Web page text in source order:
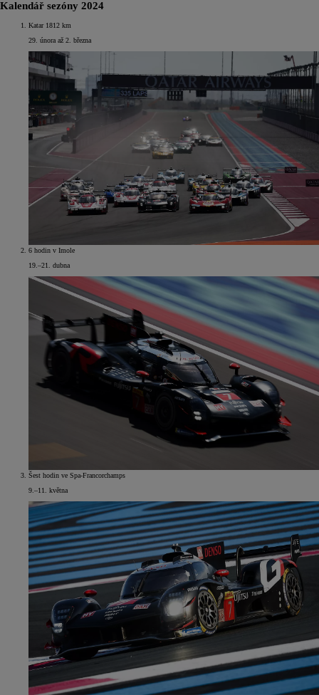
Kalendář sezóny 2024
Katar 1812 km
29. února až 2. března
6 hodin v Imole
19.–21. dubna
Šest hodin ve Spa-Francorchamps
9.–11. května